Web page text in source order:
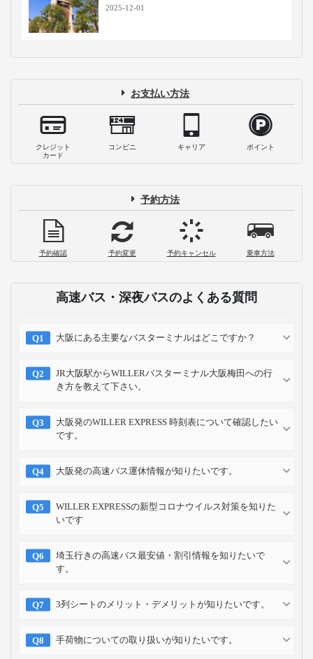
2025-12-01
お支払い方法
クレジット
カード
コンビニ キャリア ポイント
予約方法
予約確認 予約変更 予約キャンセル 乗車方法
高速バス・深夜バスのよくある質問
大阪にある主要なバスターミナルはどこですか？
JR大阪駅からWILLERバスターミナル大阪梅田への行
き方を教えて下さい。
大阪発のWILLER EXPRESS 時刻表について確認したい
です。
大阪発の高速バス運休情報が知りたいです。
WILLER EXPRESSの新型コロナウイルス対策を知りた
いです
埼玉行きの高速バス最安値・割引情報を知りたいで
す。
3列シートのメリット・デメリットが知りたいです。
手荷物についての取り扱いが知りたいです。